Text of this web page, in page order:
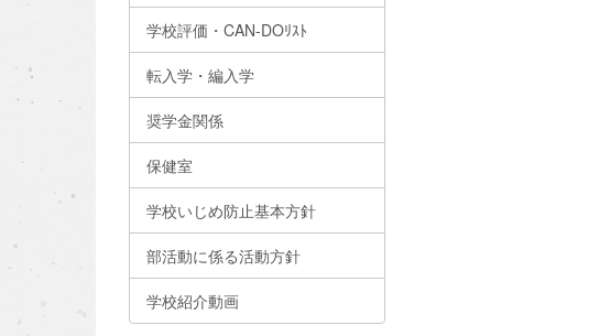
学校評価・CAN-DOﾘｽﾄ
転入学・編入学
奨学金関係
保健室
学校いじめ防止基本方針
部活動に係る活動方針
学校紹介動画